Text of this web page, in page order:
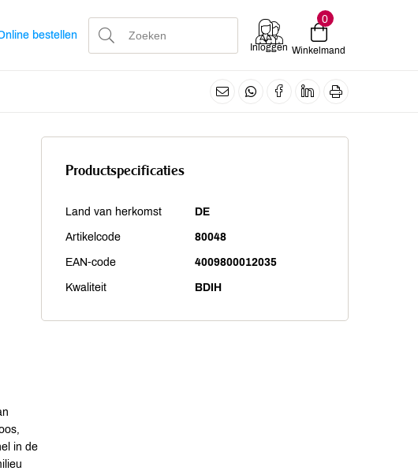
bestellen
Inloggen
0
Winkelmand
in de
Productspecificaties
Land van herkomst DE
Artikelcode 80048
EAN-code 4009800012035
Kwaliteit BDIH